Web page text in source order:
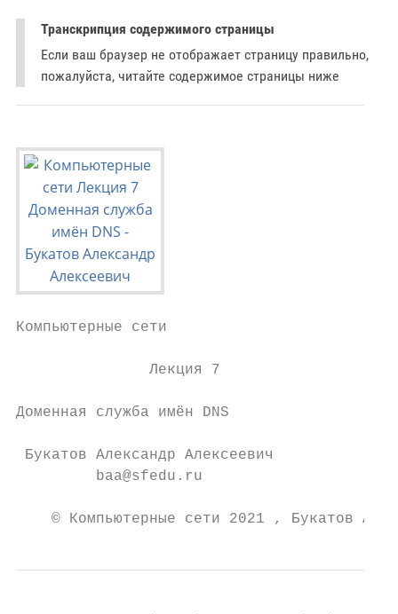
Транскрипция содержимого страницы
Если ваш браузер не отображает страницу правильно,
пожалуйста, читайте содержимое страницы ниже
Компьютерные сети
               Лекция 7
Доменная служба имён DNS
Букатов Александр Алексеевич
         baa@sfedu.ru
    © Компьютерные сети 2021 , Букатов А.А.